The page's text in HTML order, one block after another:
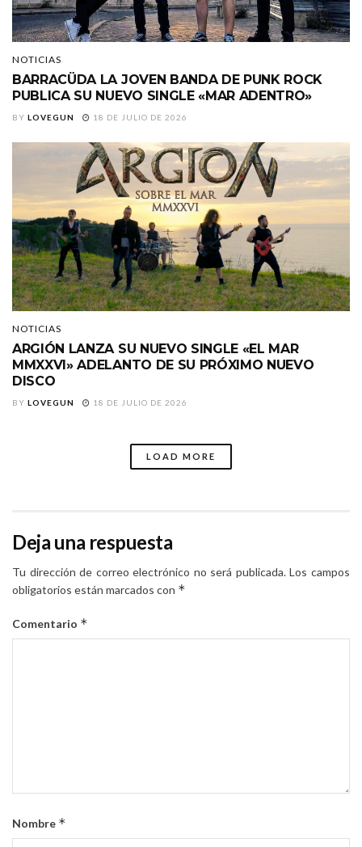
NOTICIAS
BARRACÜDA LA JOVEN BANDA DE PUNK ROCK
PUBLICA SU NUEVO SINGLE «MAR ADENTRO»
BY LOVEGUN 18 DE JULIO DE 2026
NOTICIAS
ARGIÓN LANZA SU NUEVO SINGLE «EL MAR
MMXXVI» ADELANTO DE SU PRÓXIMO NUEVO
DISCO
BY LOVEGUN 18 DE JULIO DE 2026
LOAD MORE
Deja una respuesta
Tu dirección de correo electrónico no será publicada. Los campos
obligatorios están marcados con *
Comentario *
Nombre *